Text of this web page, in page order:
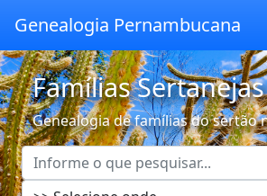
Genealogia Pernambucana
Famílias Sertanejas
Genealogia de famílias do sertão